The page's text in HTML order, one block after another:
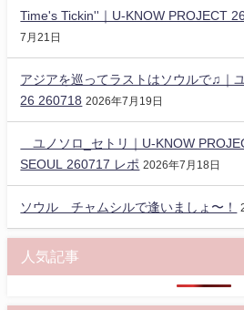
Time's Tickin''｜U-KNOW PROJECT
7月21日
アジアを巡ってラストはソウルで♫｜
26 260718 2026年7月19日
ユノソロ_セトリ｜U-KNOW
SEOUL 260717 レポ 2026年7月18日
ソウル チャムシルで逢いましょ〜！
人気記事